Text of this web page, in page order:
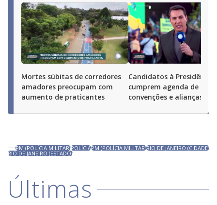
Mortes súbitas de corredores
amadores preocupam com
aumento de praticantes
Candidatos à Presidência
cumprem agenda de
convenções e alianças
PM (POLÍCIA MILITAR)POLÍCIAPM (POLÍCIA MILITAR)RIO DE JANEIRO (CIDADE)
RIO DE JANEIRO (ESTADO)
Últimas